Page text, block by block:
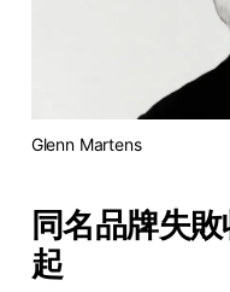
Glenn Martens
同名品牌失
起